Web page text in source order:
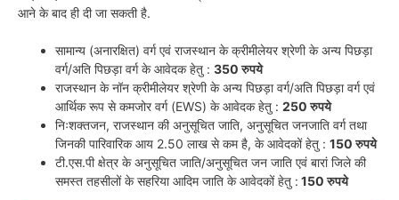
आने के बाद ही दी जा सकती है.
सामान्य (अनारक्षित) वर्ग एवं राजस्थान के क्रीमीलेयर श्रेणी के अन्य पिछड़ा
वर्ग/अति पिछड़ा वर्ग के आवेदक हेतु : 350 रुपये
राजस्थान के नॉन क्रीमीलेयर श्रेणी के अन्य पिछड़ा वर्ग/अति पिछड़ा वर्ग एवं
आर्थिक रूप से कमजोर वर्ग (EWS) के आवेदक हेतु : 250 रुपये
निःशक्तजन, राजस्थान की अनुसूचित जाति, अनुसूचित जनजाति वर्ग तथा
जिनकी पारिवारिक आय 2.50 लाख से कम है, के आवेदकों हेतु : 150 रुपये
टी.एस.पी क्षेत्र के अनुसूचित जाति/अनुसूचित जन जाति एवं बारां जिले की
समस्त तहसीलों के सहरिया आदिम जाति के आवेदकों हेतु : 150 रुपये